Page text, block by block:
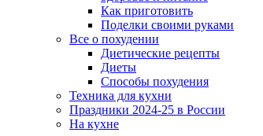
Как приготовить
Поделки своими руками
Все о похудении
Диетические рецепты
Диеты
Способы похудения
Техника для кухни
Праздники 2024-25 в России
На кухне